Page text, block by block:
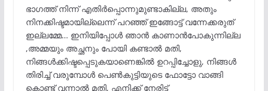
ഭാഗത്ത് നിന്ന് എതിർപ്പൊന്നുമുണ്ടാകില്ല, അതും
നിനക്കിഷ്ടമായില്ലെന്ന് പറഞ്ഞ് ഇങ്ങോട്ട് വന്നേക്കരുത്
ഇല്ലമ്മേ… ഇനിയിപ്പോൾ ഞാൻ കാണാൻപോകുന്നില്ല
,അമ്മയും അച്ഛനും പോയി കണ്ടാൽ മതി,
നിങ്ങൾക്കിഷ്ടപ്പെടുകയാണെങ്കിൽ ഉറപ്പിച്ചോളു, നിങ്ങൾ
തിരിച്ച് വരുമ്പോൾ പെൺകുട്ടിയുടെ ഫോട്ടോ വാങ്ങി
കൊണ്ട് വന്നാൽ മതി, എനിക്ക് നേരിട്ട്